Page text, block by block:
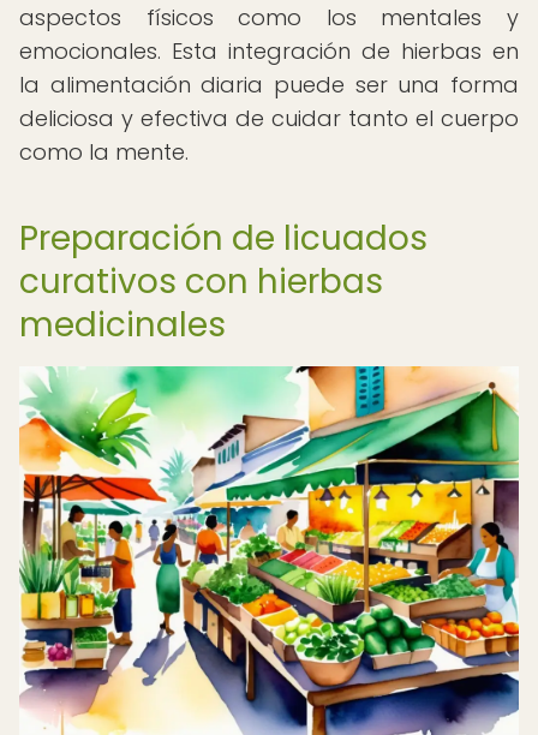
aspectos físicos como los mentales y
emocionales. Esta integración de hierbas en
la alimentación diaria puede ser una forma
deliciosa y efectiva de cuidar tanto el cuerpo
como la mente.
Preparación de licuados
curativos con hierbas
medicinales